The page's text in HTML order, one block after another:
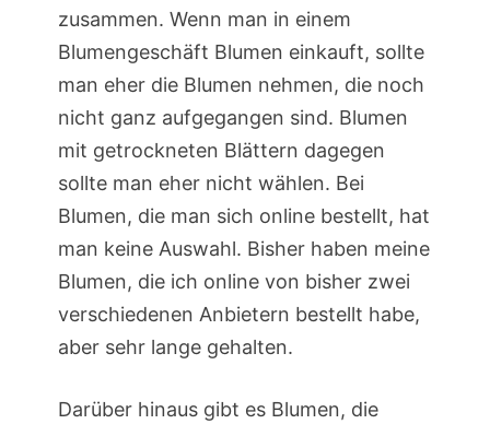
zusammen. Wenn man in einem
Blumengeschäft Blumen einkauft, sollte
man eher die Blumen nehmen, die noch
nicht ganz aufgegangen sind. Blumen
mit getrockneten Blättern dagegen
sollte man eher nicht wählen. Bei
Blumen, die man sich online bestellt, hat
man keine Auswahl. Bisher haben meine
Blumen, die ich online von bisher zwei
verschiedenen Anbietern bestellt habe,
aber sehr lange gehalten.
Darüber hinaus gibt es Blumen, die